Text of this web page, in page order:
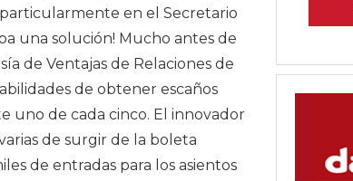
en el Secretario
una solución! Mucho antes de
de Ventajas de Relaciones de
de obtener escaños
uno de cada cinco. El innovador
de surgir de la boleta
de entradas para los asientos